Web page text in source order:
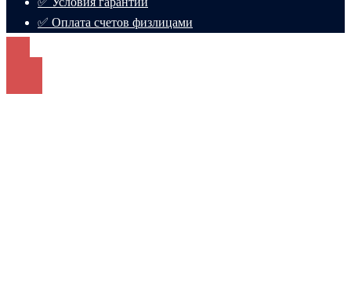
✅ Оплата счетов физлицами